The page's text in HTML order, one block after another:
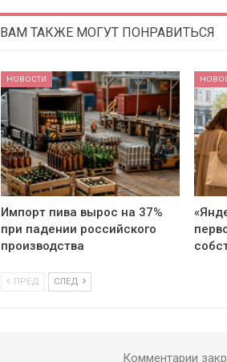
ВАМ ТАКЖЕ МОГУТ ПОНРАВИТЬСЯ
НОВОСТИ
Импорт пива вырос на 37%
при падении российского
производства
ПРЕД СЛЕД
Комментарии